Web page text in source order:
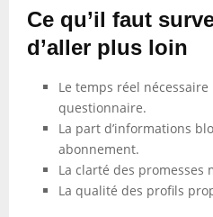
Ce qu’il faut
d’aller plus loin
Le temps réel
questionnaire.
La part d’informations
abonnement.
La clarté des promesses
La qualité des profils